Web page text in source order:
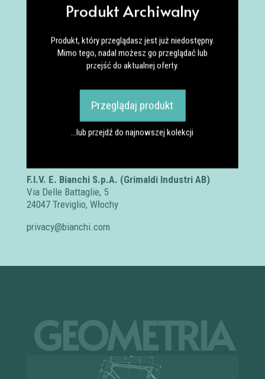
Produkt Archiwalny
Produkt, który przeglądasz jest już niedostępny.
Mimo tego, nadal możesz go przeglądać lub
przejść do aktualnej oferty.
Przeglądaj produkt
…lub przejdź do najnowszej kolekcji
w porównaniu z opisem katalogowym.
Spowodowane to jest trudnościami z
przerwach w łańcuchach dostaw. Niektóre
elementy wyposażenia i szczegóły graficzne
mogą różnić się w rzeczywistym modelu.
Certyfikaty i ostrzeżenie
bezpieczeństwa:
Posiada oznaczenie CE (zgodność z normami UE).
F.I.V. E. Bianchi S.p.A. (Grimaldi Industri AB)
Via Delle Battaglie, 5
24047 Treviglio, Włochy
privacy@bianchi.com
GEOMETRIA